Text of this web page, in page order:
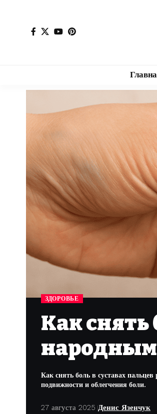
ЗДОРОВЬЕ
Как снять
Как снять боль в суставах
подвижности и облегчения боли.
27 августа 2025 Денис Язенчук